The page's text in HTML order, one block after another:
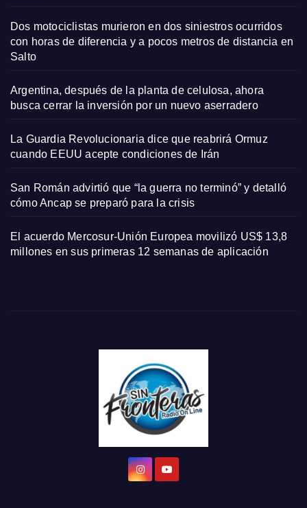
Dos motociclistas murieron en dos siniestros ocurridos
con horas de diferencia y a pocos metros de distancia en
Salto
Argentina, después de la planta de celulosa, ahora
busca cerrar la inversión por un nuevo aserradero
La Guardia Revolucionaria dice que reabrirá Ormuz
cuando EEUU acepte condiciones de Irán
San Román advirtió que “la guerra no terminó” y detalló
cómo Ancap se preparó para la crisis
El acuerdo Mercosur-Unión Europea movilizó US$ 13,8
millones en sus primeras 12 semanas de aplicación